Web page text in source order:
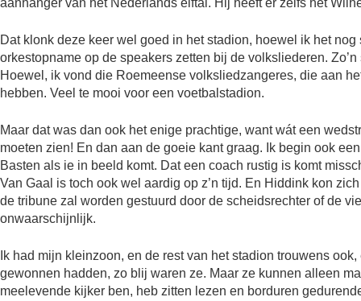
aanhanger van het Nederlands elftal. Hij heeft er zelfs het
Dat klonk deze keer wel goed in het stadion, hoewel ik het
orkestopname op de speakers zetten bij de volksliederen.
Hoewel, ik vond die Roemeense volksliedzangeres, die aan
hebben. Veel te mooi voor een voetbalstadion.
Maar dat was dan ook het enige prachtige, want wát een
moeten zien! En dan aan de goeie kant graag. Ik begin ook
Basten als ie in beeld komt. Dat een coach rustig is komt
Van Gaal is toch ook wel aardig op z’n tijd. En Hiddink kon
de tribune zal worden gestuurd door de scheidsrechter of de
onwaarschijnlijk.
Ik had mijn kleinzoon, en de rest van het stadion trouwens
gewonnen hadden, zo blij waren ze. Maar ze kunnen alleen
meelevende kijker ben, heb zitten lezen en borduren